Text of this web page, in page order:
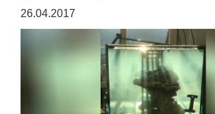
26.04.2017